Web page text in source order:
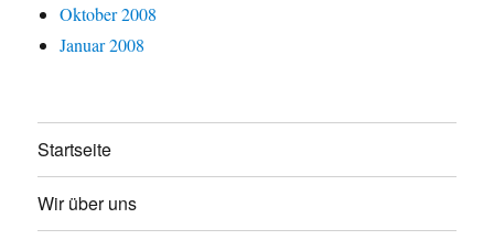
Oktober 2008
Januar 2008
Startseite
Wir über uns